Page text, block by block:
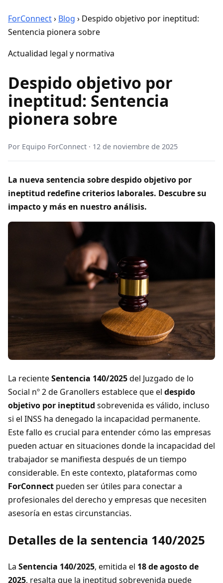
ForConnect› Blog › Despido objetivo por ineptitud:
Sentencia pionera sobre
Actualidad legal y normativa
Despido objetivo por
ineptitud: Sentencia
pionera sobre
Por Equipo ForConnect · 12 de noviembre de 2025
La nueva sentencia sobre despido objetivo por
ineptitud redefine criterios laborales. Descubre su
impacto y más en nuestro análisis.
La recienteSentencia 140/2025del Juzgado de lo
Social nº 2 de Granollers establece que el despido
objetivo por ineptitud sobrevenida es válido, incluso
si el INSS ha denegado la incapacidad permanente.
Este fallo es crucial para entender cómo las empresas
pueden actuar en situaciones donde la incapacidad del
trabajador se manifiesta después de un tiempo
considerable. En este contexto, plataformas como
ForConnect pueden ser útiles para conectar a
profesionales del derecho y empresas que necesiten
asesoría en estas circunstancias.
Detalles de la sentencia 140/2025
La Sentencia 140/2025, emitida el 18 de agosto de
2025, resalta que la ineptitud sobrevenida puede